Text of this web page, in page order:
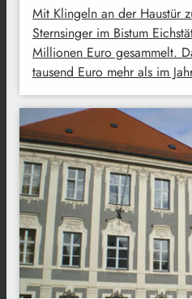
Mit Klingeln an der Haustür
Sternsinger im Bistum
Millionen Euro gesammelt.
tausend Euro mehr als im